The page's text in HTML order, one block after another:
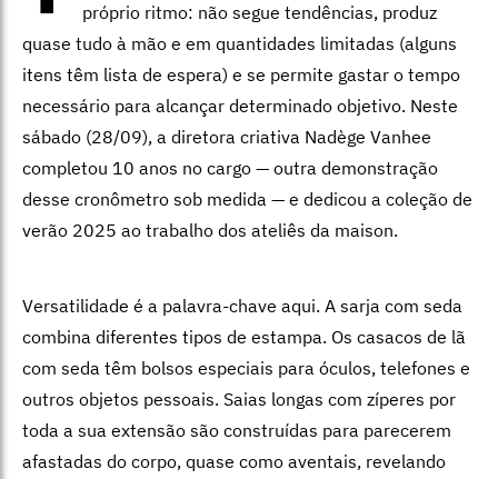
próprio ritmo: não segue tendências, produz
quase tudo à mão e em quantidades limitadas (alguns
itens têm lista de espera) e se permite gastar o tempo
necessário para alcançar determinado objetivo. Neste
sábado (28/09), a diretora criativa Nadège Vanhee
completou 10 anos no cargo — outra demonstração
desse cronômetro sob medida — e dedicou a coleção de
verão 2025 ao trabalho dos ateliês da maison.
Versatilidade é a palavra-chave aqui. A sarja com seda
combina diferentes tipos de estampa. Os casacos de lã
com seda têm bolsos especiais para óculos, telefones e
outros objetos pessoais. Saias longas com zíperes por
toda a sua extensão são construídas para parecerem
afastadas do corpo, quase como aventais, revelando